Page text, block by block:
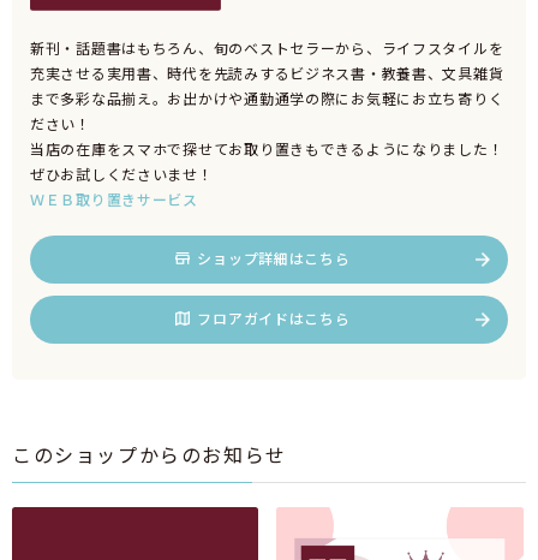
新刊・話題書はもちろん、旬のベストセラーから、ライフスタイルを
充実させる実用書、時代を先読みするビジネス書・教養書、文具雑貨
まで多彩な品揃え。お出かけや通勤通学の際にお気軽にお立ち寄りく
ださい！
当店の在庫をスマホで探せてお取り置きもできるようになりました！
ぜひお試しくださいませ！
ＷＥＢ取り置きサービス
ショップ詳細はこちら
フロアガイドはこちら
このショップからのお知らせ